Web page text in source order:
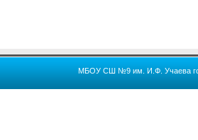
МБОУ СШ №9 им. И.Ф. Учаева